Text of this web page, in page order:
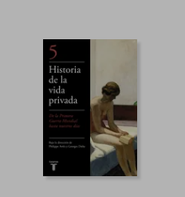
55%
dcto.